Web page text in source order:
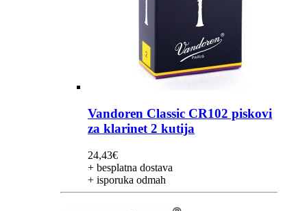
Vandoren Classic CR102 piskovi
za klarinet 2 kutija
24,43€
+ besplatna dostava
+ isporuka odmah